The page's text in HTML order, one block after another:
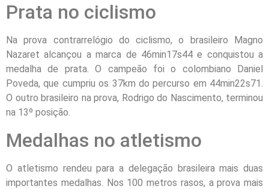
Prata no ciclismo
Na prova contrarrelógio do ciclismo, o brasileiro Magno
Nazaret alcançou a marca de 46min17s44 e conquistou a
medalha de prata. O campeão foi o colombiano Daniel
Poveda, que cumpriu os 37km do percurso em 44min22s71.
O outro brasileiro na prova, Rodrigo do Nascimento, terminou
na 13º posição.
Medalhas no atletismo
O atletismo rendeu para a delegação brasileira mais duas
importantes medalhas. Nos 100 metros rasos, a prova mais